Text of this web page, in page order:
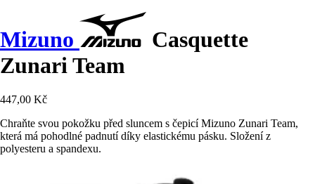
Mizuno
Casquette
Zunari Team
447,00 Kč
Chraňte svou pokožku před sluncem s čepicí Mizuno Zunari Team,
která má pohodlné padnutí díky elastickému pásku. Složení z
polyesteru a spandexu.